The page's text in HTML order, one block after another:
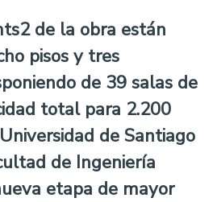
de la obra están
pisos y tres
de 39 salas de
total para 2.200
de Santiago
de Ingeniería
etapa de mayor